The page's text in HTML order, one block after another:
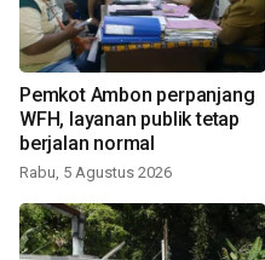
Pemkot Ambon perpanjang
WFH, layanan publik tetap
berjalan normal
Rabu, 5 Agustus 2026